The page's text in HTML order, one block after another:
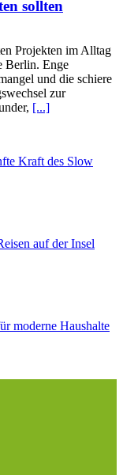
sollten
Projekten im Alltag
Berlin. Enge
und die schiere
zur
[...]
Kraft des Slow
auf der Insel
moderne Haushalte